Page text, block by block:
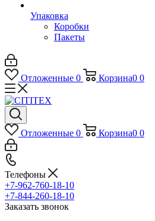
Упаковка
Коробки
Пакеты
Отложенные 0 Корзина0 0
Отложенные 0 Корзина0 0
Телефоны
+7-962-760-18-10
+7-844-260-18-10
Заказать звонок